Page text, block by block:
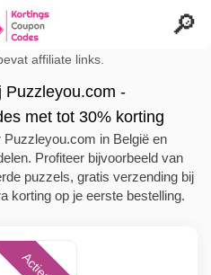
affiliate links.
Puzzleyou.com -
met tot 30% korting
in België en
Profiteer bijvoorbeeld van
puzzels, gratis verzending bij
korting op je eerste bestelling.